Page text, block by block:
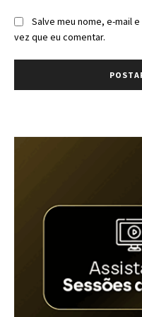
Salve meu nome, e-mail
vez que eu comentar.